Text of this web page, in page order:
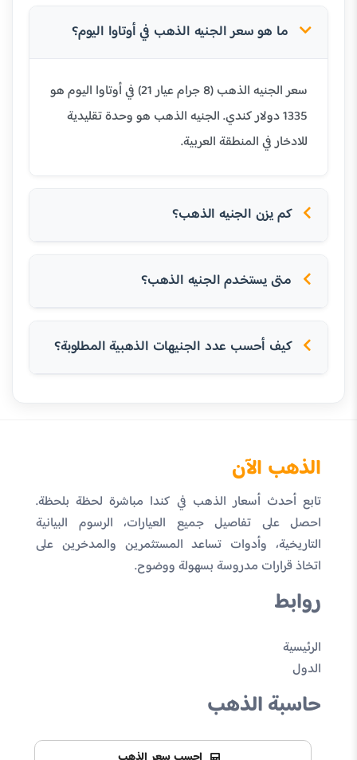
ما هو سعر الجنيه الذهب في أوتاوا اليوم؟
سعر الجنيه الذهب (8 جرام عيار 21) في أوتاوا اليوم هو
1335 دولار كندي. الجنيه الذهب هو وحدة تقليدية
للادخار في المنطقة العربية.
كم يزن الجنيه الذهب؟
متى يستخدم الجنيه الذهب؟
كيف أحسب عدد الجنيهات الذهبية المطلوبة؟
الذهب الآن
تابع أحدث أسعار الذهب في كندا مباشرة لحظة بلحظة.
احصل على تفاصيل جميع العيارات، الرسوم البيانية
التاريخية، وأدوات تساعد المستثمرين والمدخرين على
اتخاذ قرارات مدروسة بسهولة ووضوح.
روابط
الرئيسية
الدول
حاسبة الذهب